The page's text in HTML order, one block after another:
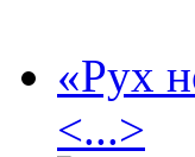
«Рух
<...>